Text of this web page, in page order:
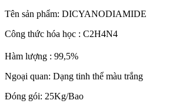
Tên sản phẩm: DICYANODIAMIDE
Công thức hóa học : C2H4N4
Hàm lượng : 99,5%
Ngoại quan: Dạng tinh thể màu trắng
Đóng gói: 25Kg/Bao